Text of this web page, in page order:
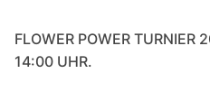
FLOWER POWER
14:00 UHR.